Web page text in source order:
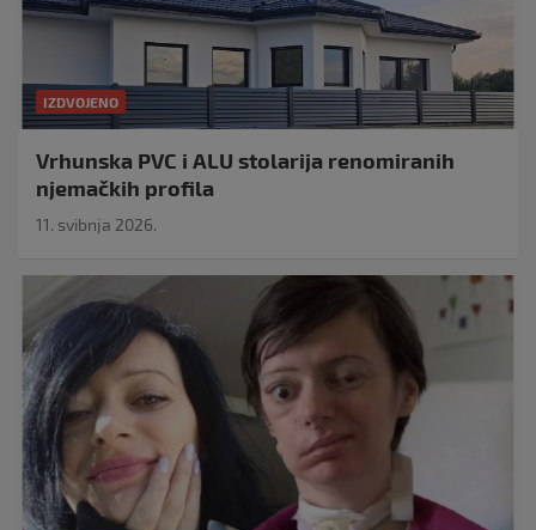
IZDVOJENO
Vrhunska PVC i ALU stolarija renomiranih
njemačkih profila
11. svibnja 2026.